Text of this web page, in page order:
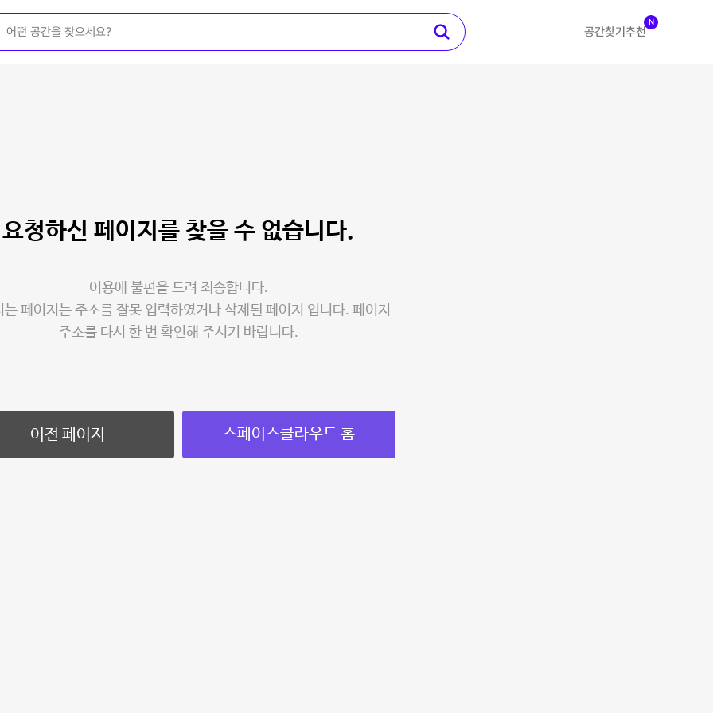
공간찾기 추천
N
요청하신 페이지를 찾을 수 없습니다.
이용에 불편을 드려 죄송합니다.
는 페이지는 주소를 잘못 입력하였거나 삭제된 페이지 입니다. 페이지
주소를 다시 한 번 확인해 주시기 바랍니다.
이전 페이지 스페이스클라우드 홈